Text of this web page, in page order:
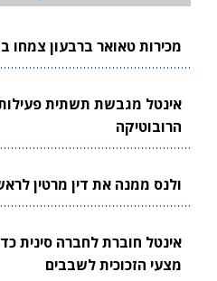
מכירות טאואר ברבעון צמחו ב-
אינטל מגבשת תשתית פעילות
הרובוטיקה
ולנס ממנה את דין מרטין
אינטל חוברת לחברה סינית
מצעי הזכוכית לשבבים